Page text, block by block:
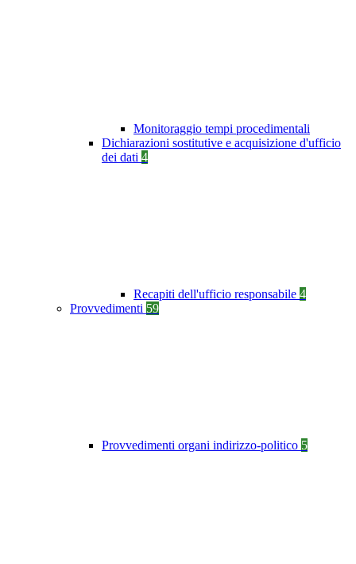
Monitoraggio tempi procedimentali
Dichiarazioni sostitutive e acquisizione d'ufficio
dei dati 4
Recapiti dell'ufficio responsabile 4
Provvedimenti 59
Provvedimenti organi indirizzo-politico 5